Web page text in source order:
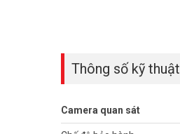
Thông số kỹ thuật
Camera quan sát